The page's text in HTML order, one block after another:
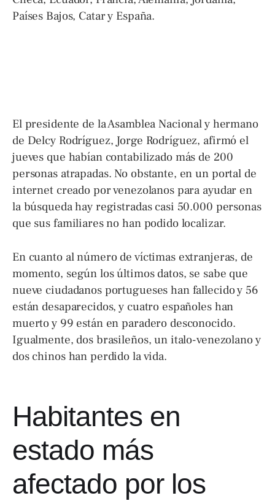
Países Bajos, Catar y España.
El presidente de la Asamblea Nacional y hermano
de Delcy Rodríguez, Jorge Rodríguez, afirmó el
jueves que habían contabilizado más de 200
personas atrapadas. No obstante, en un portal de
internet creado por venezolanos para ayudar en
la búsqueda hay registradas casi 50.000 personas
que sus familiares no han podido localizar.
En cuanto al número de víctimas extranjeras, de
momento, según los últimos datos, se sabe que
nueve ciudadanos portugueses han fallecido y 56
están desaparecidos, y cuatro españoles han
muerto y 99 están en paradero desconocido.
Igualmente, dos brasileños, un italo-venezolano y
dos chinos han perdido la vida.
Habitantes en
estado más
afectado por los